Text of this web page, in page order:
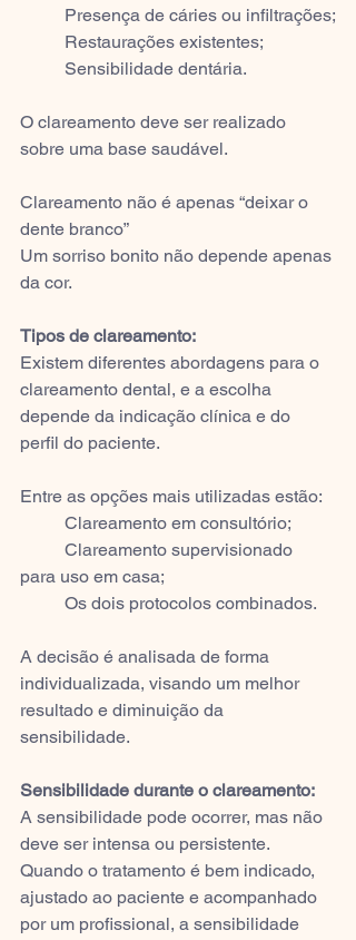
	Presença de cáries ou infiltrações;
	Restaurações existentes;
	Sensibilidade dentária.
O clareamento deve ser realizado
sobre uma base saudável.
Clareamento não é apenas “deixar o
dente branco”
Um sorriso bonito não depende apenas
da cor.
Tipos de clareamento:
Existem diferentes abordagens para o
clareamento dental, e a escolha
depende da indicação clínica e do
perfil do paciente.
Entre as opções mais utilizadas estão:
	Clareamento em consultório;
para uso em casa;
	Os dois protocolos combinados.
A decisão é analisada de forma
individualizada, visando um melhor
resultado e diminuição da
sensibilidade.
Sensibilidade durante o clareamento:
A sensibilidade pode ocorrer, mas não
deve ser intensa ou persistente.
Quando o tratamento é bem indicado,
ajustado ao paciente e acompanhado
por um profissional, a sensibilidade